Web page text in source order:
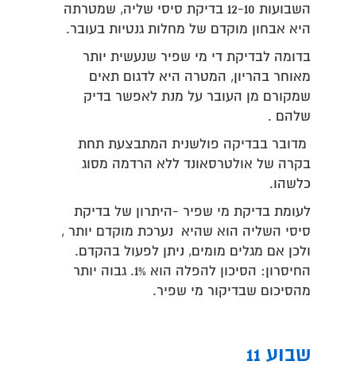
השבועות 12-10 בדיקת סיסי שליה, שמטרתה
היא אבחון מוקדם של מחלות גנטיות בעובר.
בדומה לבדיקת די מי שפיר שנעשית יותר
מאוחר בהריון, המטרה היא לדגום תאים
שמקורם מן העובר על מנת לאפשר בדיק
שלהם .
מדובר בבדיקה פולשנית המתבצעת תחת
בקרה של אולטרסאונד ללא הרדמה מסוג
כלשהו.
לעומת בדיקת מי שפיר -היתרון של בדיקת
סיסי השליה הוא שהיא נערכת מוקדם יותר ,
ולכן אם מגלים מומים, ניתן לפעול בהקדם.
החיסרון: הסיכון להפלה הוא 1%. גבוה יותר
מהסיכום שבדיקור מי שפיר.
שבוע 11